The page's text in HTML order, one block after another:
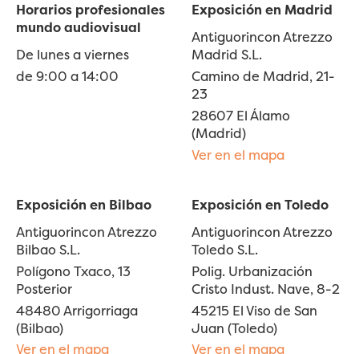
Horarios profesionales
mundo audiovisual
De lunes a viernes
de 9:00 a 14:00
Exposición en Madrid
Antiguorincon Atrezzo
Madrid S.L.
Camino de Madrid, 21-
23
28607 El Álamo
(Madrid)
Ver en el mapa
Exposición en Bilbao
Antiguorincon Atrezzo
Bilbao S.L.
Polígono Txaco, 13
Posterior
48480 Arrigorriaga
(Bilbao)
Ver en el mapa
Exposición en Toledo
Antiguorincon Atrezzo
Toledo S.L.
Polig. Urbanización
Cristo Indust. Nave, 8-2
45215 El Viso de San
Juan (Toledo)
Ver en el mapa